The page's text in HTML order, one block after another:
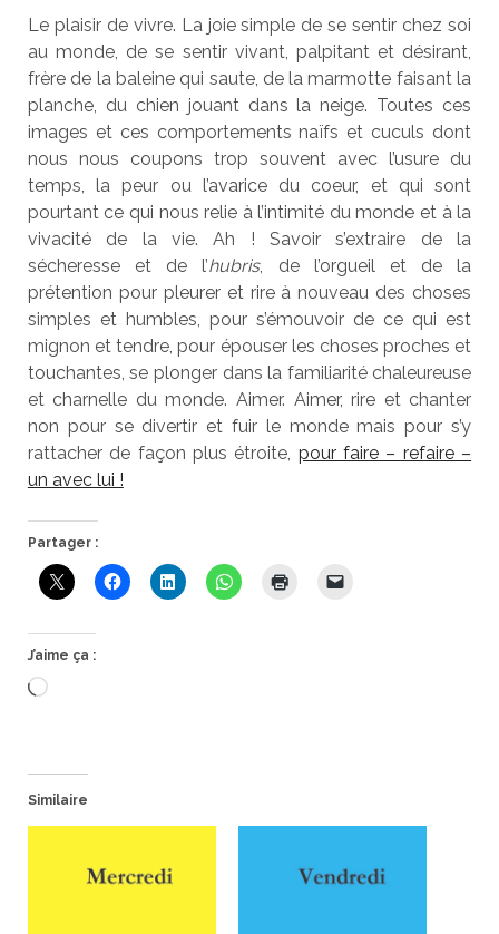
Le plaisir de vivre. La joie simple de se sentir chez soi
au monde, de se sentir vivant, palpitant et désirant,
frère de la baleine qui saute, de la marmotte faisant la
planche, du chien jouant dans la neige. Toutes ces
images et ces comportements naïfs et cuculs dont
nous nous coupons trop souvent avec l’usure du
temps, la peur ou l’avarice du coeur, et qui sont
pourtant ce qui nous relie à l’intimité du monde et à la
vivacité de la vie. Ah ! Savoir s’extraire de la
sécheresse et de l’hubris, de l’orgueil et de la
prétention pour pleurer et rire à nouveau des choses
simples et humbles, pour s’émouvoir de ce qui est
mignon et tendre, pour épouser les choses proches et
touchantes, se plonger dans la familiarité chaleureuse
et charnelle du monde. Aimer. Aimer, rire et chanter
non pour se divertir et fuir le monde mais pour s’y
rattacher de façon plus étroite, pour faire – refaire –
un avec lui !
Partager :
J’aime ça :
Chargement…
Similaire